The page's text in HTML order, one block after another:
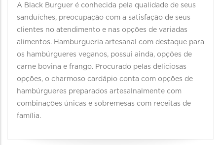
A Black Burguer é conhecida pela qualidade de seus
sanduíches, preocupação com a satisfação de seus
clientes no atendimento e nas opções de variadas
alimentos. Hamburgueria artesanal com destaque para
os hambúrgueres veganos, possui ainda, opções de
carne bovina e frango. Procurado pelas deliciosas
opções, o charmoso cardápio conta com opções de
hambúrgueres preparados artesalnalmente com
combinações únicas e sobremesas com receitas de
família.